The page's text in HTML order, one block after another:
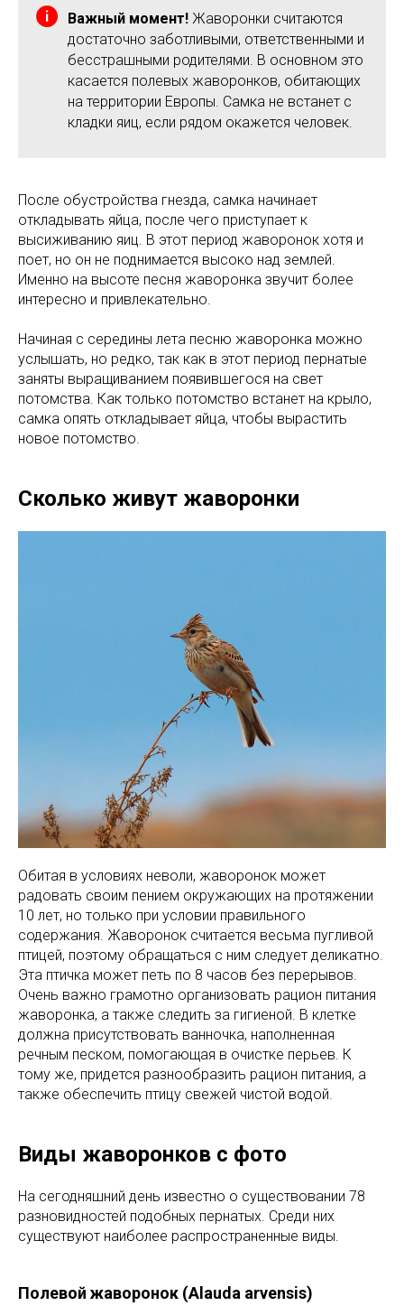
Важный момент! Жаворонки считаются
достаточно заботливыми, ответственными и
бесстрашными родителями. В основном это
касается полевых жаворонков, обитающих
на территории Европы. Самка не встанет с
кладки яиц, если рядом окажется человек.
После обустройства гнезда, самка начинает
откладывать яйца, после чего приступает к
высиживанию яиц. В этот период жаворонок хотя и
поет, но он не поднимается высоко над землей.
Именно на высоте песня жаворонка звучит более
интересно и привлекательно.
Начиная с середины лета песню жаворонка можно
услышать, но редко, так как в этот период пернатые
заняты выращиванием появившегося на свет
потомства. Как только потомство встанет на крыло,
самка опять откладывает яйца, чтобы вырастить
новое потомство.
Сколько живут жаворонки
Обитая в условиях неволи, жаворонок может
радовать своим пением окружающих на протяжении
10 лет, но только при условии правильного
содержания. Жаворонок считается весьма пугливой
птицей, поэтому обращаться с ним следует деликатно.
Эта птичка может петь по 8 часов без перерывов.
Очень важно грамотно организовать рацион питания
жаворонка, а также следить за гигиеной. В клетке
должна присутствовать ванночка, наполненная
речным песком, помогающая в очистке перьев. К
тому же, придется разнообразить рацион питания, а
также обеспечить птицу свежей чистой водой.
Виды жаворонков с фото
На сегодняшний день известно о существовании 78
разновидностей подобных пернатых. Среди них
существуют наиболее распространенные виды.
Полевой жаворонок (Alauda arvensis)